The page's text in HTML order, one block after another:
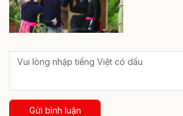
Gửi bình luận